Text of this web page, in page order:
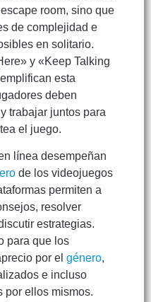
room, sino que
de complejidad e
en solitario.
y «Keep Talking
esta
deben
trabajar juntos para
el juego.
línea desempeñan
de los videojuegos
permiten a
resolver
estrategias.
para que los
por el género,
e incluso
por ellos mismos.